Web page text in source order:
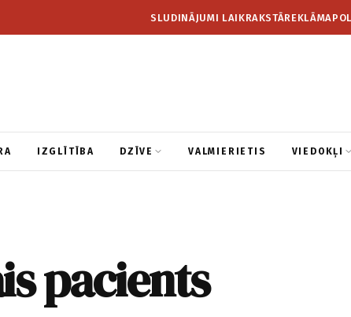
SLUDINĀJUMI LAIKRAKSTĀREKLĀMA
IZGLĪTĪBA DZĪVE VALMIERIETIS VIEDOKĻI
pacients